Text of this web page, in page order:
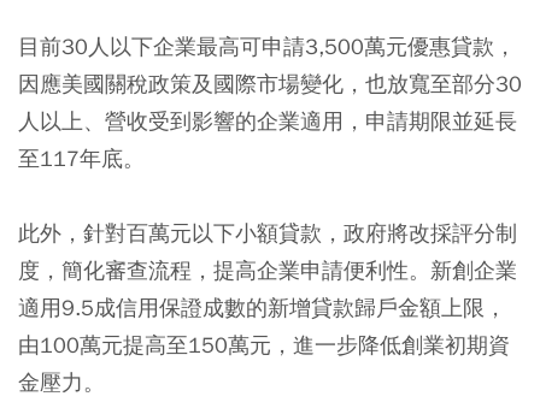
目前30人以下企業最高可申請3,500萬元優惠貸款，
因應美國關稅政策及國際市場變化，也放寬至部分30
人以上、營收受到影響的企業適用，申請期限並延長
至117年底。
此外，針對百萬元以下小額貸款，政府將改採評分制
度，簡化審查流程，提高企業申請便利性。新創企業
適用9.5成信用保證成數的新增貸款歸戶金額上限，
由100萬元提高至150萬元，進一步降低創業初期資
金壓力。